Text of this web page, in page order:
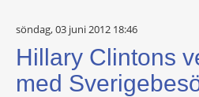
söndag, 03 juni 2012 18:46
Hillary Clintons
med